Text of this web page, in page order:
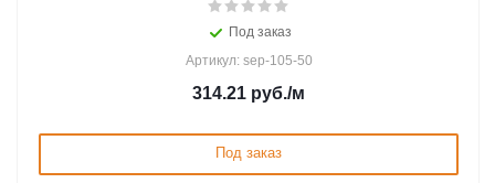
Под заказ
Артикул: sep-105-50
314.21 руб./м
Под заказ